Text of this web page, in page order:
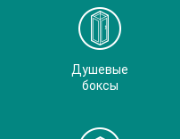
Душевые
боксы